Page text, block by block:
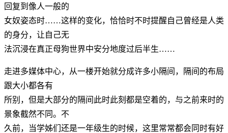
回复到像人一般的
女奴姿态时……这样的变化，恰恰时不时提醒自己曾经是人类
的身分，让自己无
法沉浸在真正母狗世界中安分地度过后半生……
走进多媒体中心，从一楼开始就分成许多小隔间，隔间的布局
跟大小都各有
所别，但是大部分的隔间此时此刻都是空着的，与之前来时的
景象截然不同。不
久前，当学姊们还是一年级生的时候，这里常常都会同时有好